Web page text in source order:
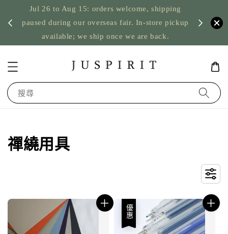
Jul 26 to Aug 15: orders welcome, shipping
paused during our overseas fair. In-store pickup
available; we ship once we are back.
US
搜尋
禪繞用具
優惠